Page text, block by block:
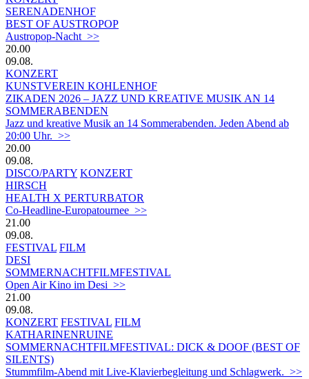
SERENADENHOF
BEST OF AUSTROPOP
Austropop-Nacht >>
20.00
09.08.
KONZERT
KUNSTVEREIN KOHLENHOF
ZIKADEN 2026 – JAZZ UND KREATIVE MUSIK AN 14
SOMMERABENDEN
Jazz und kreative Musik an 14 Sommerabenden. Jeden Abend ab
20:00 Uhr. >>
20.00
09.08.
DISCO/PARTY KONZERT
HIRSCH
HEALTH X PERTURBATOR
Co-Headline-Europatournee >>
21.00
09.08.
FESTIVAL FILM
DESI
SOMMERNACHTFILMFESTIVAL
Open Air Kino im Desi >>
21.00
09.08.
KONZERT FESTIVAL FILM
KATHARINENRUINE
SOMMERNACHTFILMFESTIVAL: DICK & DOOF (BEST OF
SILENTS)
Stummfilm-Abend mit Live-Klavierbegleitung und Schlagwerk. >>